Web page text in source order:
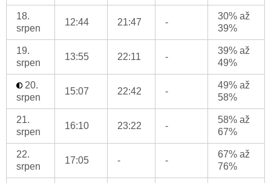
18.
srpen
12:44 21:47 -
30% až
39%
19.
srpen
13:55 22:11 -
39% až
49%
20.
srpen
15:07 22:42 -
49% až
58%
21.
srpen
16:10 23:22 -
58% až
67%
22.
srpen
17:05 - -
67% až
76%